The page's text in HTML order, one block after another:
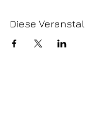
Diese